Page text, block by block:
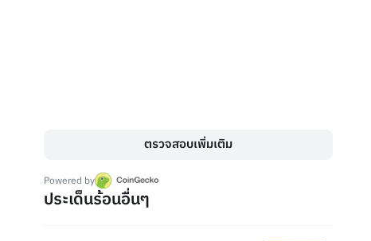
ตรวจสอบเพิ่มเติม
Powered by
ประเด็นร้อนอื่นๆ